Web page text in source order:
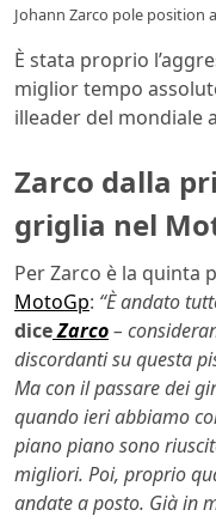
Johann Zarco pole position
È stata proprio
miglior tempo
illeader del mondiale
Zarco dalla
griglia nel
Per Zarco è la quinta
MotoGp: “È andato
diceZarco–
discordanti su questa
Ma con il passare dei
quando ieri abbiamo
piano piano sono
migliori. Poi, proprio
andate a posto. Già in